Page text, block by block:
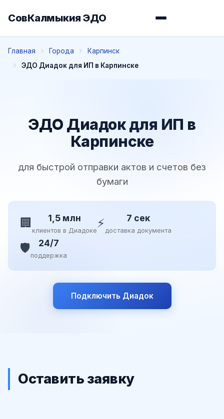
СовКалмыкия ЭДО
Главная Города
Карпинск
ЭДО Диадок для ИП в Карпинске
ЭДО Диадок для ИП в
Карпинске
для быстрой отправки актов и счетов без
бумаги
🏢 1,5 млн
клиентов в Диадоке⚡ 7 сек
доставка документа
🛡️ 24/7
поддержка
Подключить Диадок
Оставить заявку